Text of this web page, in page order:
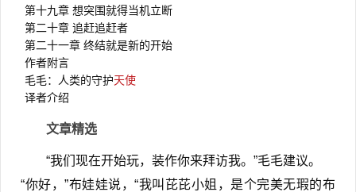
第十九章 想突围就得当机立断
第二十章 追赶追赶者
第二十一章 终结就是新的开始
作者附言
毛毛：人类的守护天使
译者介绍
文章精选
“我们现在开始玩，装作你来拜访我。”毛毛建议。
“你好，”布娃娃说，“我叫芘芘小姐，是个完美无瑕的布